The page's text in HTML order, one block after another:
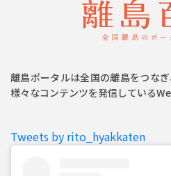
離島ポータルは全国の離島をつな
様々なコンテンツを発信している
Tweets by rito_hyakkaten